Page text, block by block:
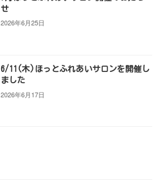
せ
2026年6月25日
6/11(木)ほっとふれあいサロンを開催し
ました
2026年6月17日